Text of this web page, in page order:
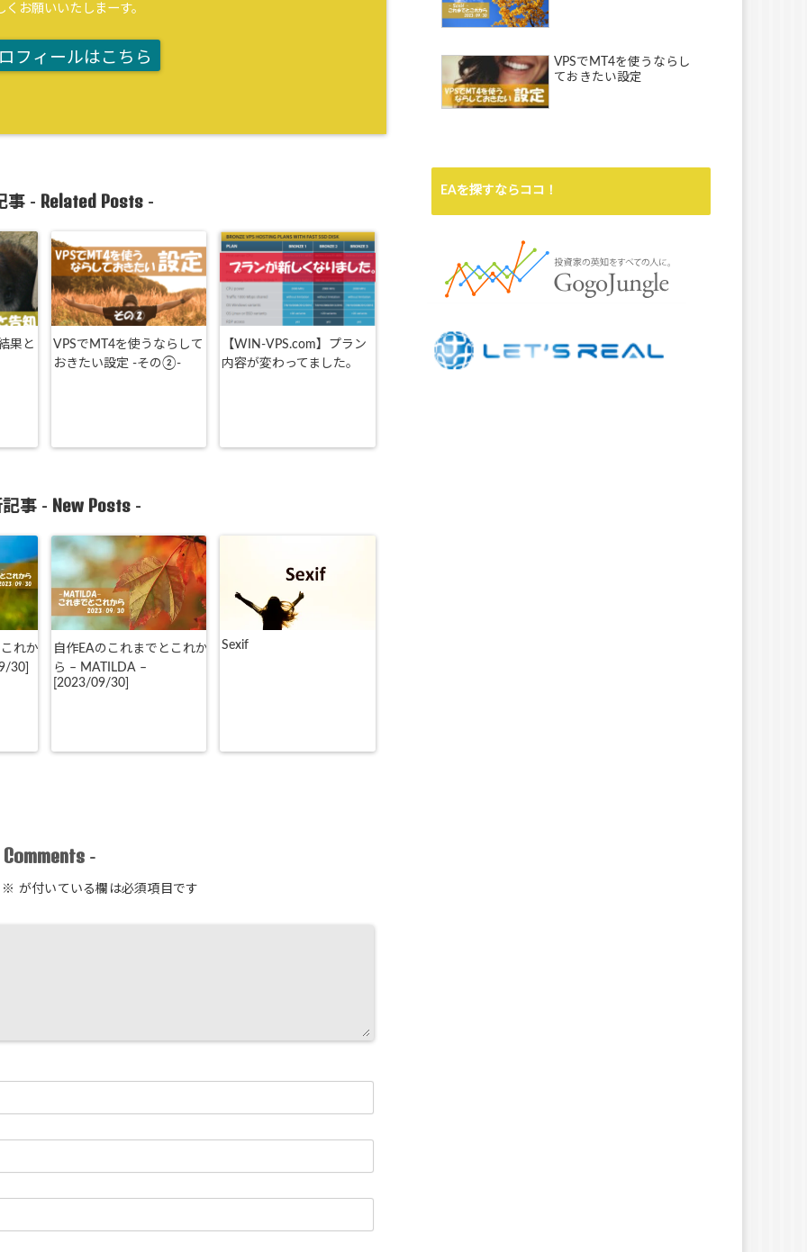
お願いいたしまーす。
フィールはこちら
事 - Related Posts-
果と
VPSでMT4を使うならして
おきたい設定 -その②-
【WIN-VPS.com】プラン
内容が変わってました。
事 - New Posts -
れか
30]
自作EAのこれまでとこれか
ら – MATILDA –
[2023/09/30]
Sexif
Comments -
※ が付いている欄は必須項目です
VPSでMT4を使うならし
ておきたい設定
EAを探すならココ！